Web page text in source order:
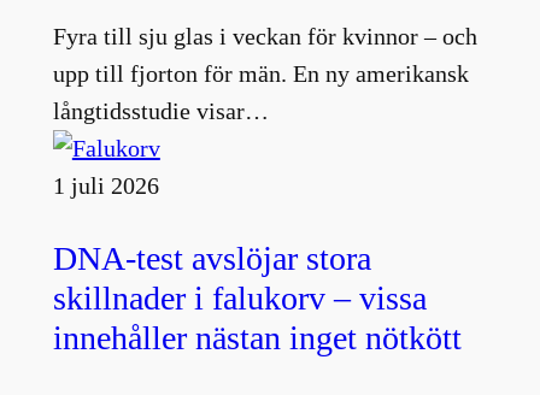
Fyra till sju glas i veckan för kvinnor – och
upp till fjorton för män. En ny amerikansk
långtidsstudie visar…
1 juli 2026
DNA-test avslöjar stora
skillnader i falukorv – vissa
innehåller nästan inget nötkött